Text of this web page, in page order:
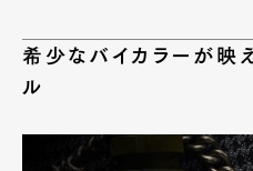
希少なバイカラーが映
ル